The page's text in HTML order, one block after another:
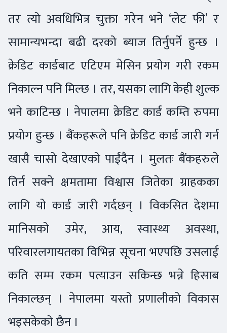
तर त्यो अवधिभित्र चुक्ता गरेन भने ‘लेट फी’ र
सामान्यभन्दा बढी दरको ब्याज तिर्नुपर्ने हुन्छ ।
क्रेडिट कार्डबाट एटिएम मेसिन प्रयोग गरी रकम
निकाल्न पनि मिल्छ । तर, यसका लागि केही शुल्क
भने काटिन्छ । नेपालमा क्रेडिट कार्ड कम्ति रुपमा
प्रयोग हुन्छ । बैंकहरूले पनि क्रेडिट कार्ड जारी गर्न
खासै चासो देखाएको पाईंदैन । मुलतः बैंकहरुले
तिर्न सक्ने क्षमतामा विश्वास जितेका ग्राहकका
लागि यो कार्ड जारी गर्दछन् । विकसित देशमा
मानिसको उमेर, आय, स्वास्थ्य अवस्था,
परिवारलगायतका विभिन्न सूचना भएपछि उसलाई
कति सम्म रकम पत्याउन सकिन्छ भन्ने हिसाब
निकाल्छन् । नेपालमा यस्तो प्रणालीको विकास
भइसकेको छैन ।